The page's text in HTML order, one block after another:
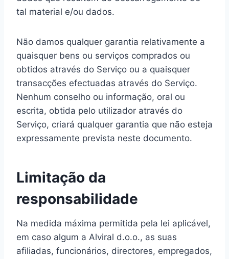
tal material e/ou dados.
Não damos qualquer garantia relativamente a
quaisquer bens ou serviços comprados ou
obtidos através do Serviço ou a quaisquer
transacções efectuadas através do Serviço.
Nenhum conselho ou informação, oral ou
escrita, obtida pelo utilizador através do
Serviço, criará qualquer garantia que não esteja
expressamente prevista neste documento.
Limitação da
responsabilidade
Na medida máxima permitida pela lei aplicável,
em caso algum a Alviral d.o.o., as suas
afiliadas, funcionários, directores, empregados,